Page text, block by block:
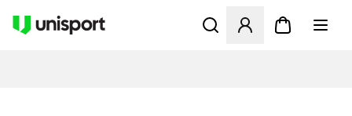
Öffnet ein neues Fenster